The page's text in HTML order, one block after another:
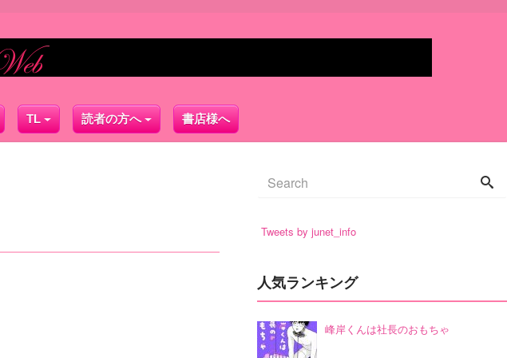
TL 読者の方へ 書店様へ
Tweets by junet_info
人気ランキング
峰岸くんは社長のおもちゃ